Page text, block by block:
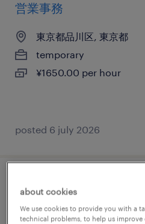
営業事務
東京都品川区, 東京都
temporary
¥1650.00 per hour
posted 6 july 2026
流通・サービス系の人
東京都品川区, 東京都
about cookies
We use cookies to provide you with a
technical problems, to help us improve